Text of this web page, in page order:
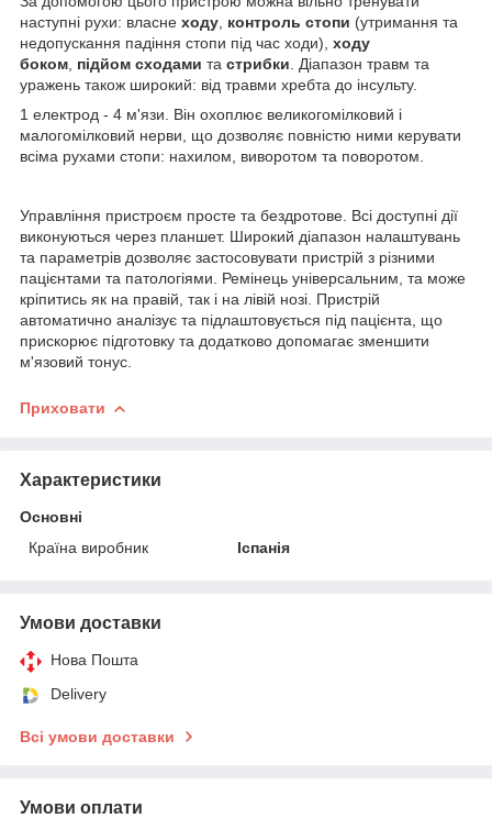
наступні рухи: власне ходу контроль стопи (утримання та
недопускання падіння стопи під час ходи), ходу
боком підйом сходами та стрибки . Діапазон травм та
уражень також широкий: від травми хребта до інсульту.
1 електрод - 4 м'язи. Він охоплює великогомілковий і
малогомілковий нерви, що дозволяє повністю ними керувати
всіма рухами стопи: нахилом, виворотом та поворотом.
Управління пристроєм просте та бездротове. Всі доступні дії
виконуються через планшет. Широкий діапазон налаштувань
та параметрів дозволяє застосовувати пристрій з різними
пацієнтами та патологіями. Ремінець універсальним, та може
кріпитись як на правій, так і на лівій нозі. Пристрій
автоматично аналізує та підлаштовується під пацієнта, що
прискорює підготовку та додатково допомагає зменшити
м'язовий тонус.
Приховати
Характеристики
Основні
Країна виробник
Іспанія
Умови доставки
Нова Пошта
Delivery
Всі умови доставки
Умови оплати